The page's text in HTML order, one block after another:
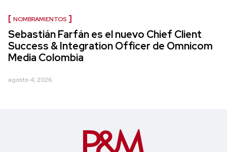
NOMBRAMIENTOS
Sebastián Farfán es el nuevo Chief Client
Success & Integration Officer de Omnicom
Media Colombia
agosto 4, 2026